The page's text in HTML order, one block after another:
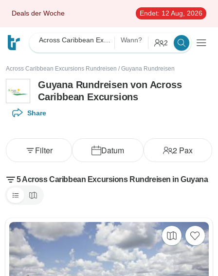
Deals der Woche Endet: 12 Aug, 2026
Wann? 2
Across Caribbean Excursions Rundreisen / Guyana Rundreisen
Guyana Rundreisen von Across
Caribbean Excursions
Share
Datum 2 Pax
Filter
5 Across Caribbean Excursions Rundreisen in Guyana